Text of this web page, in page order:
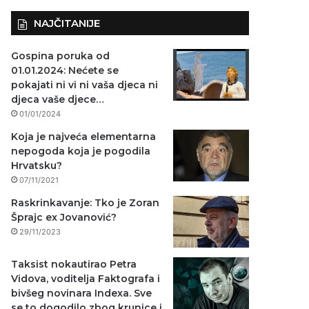
NAJČITANIJE
Gospina poruka od
01.01.2024: Nećete se
pokajati ni vi ni vaša djeca ni
djeca vaše djece…
01/01/2024
Koja je najveća elementarna
nepogoda koja je pogodila
Hrvatsku?
07/11/2021
Raskrinkavanje: Tko je Zoran
Šprajc ex Jovanović?
29/11/2023
Taksist nokautirao Petra
Vidova, voditelja Faktografa i
bivšeg novinara Indexa. Sve